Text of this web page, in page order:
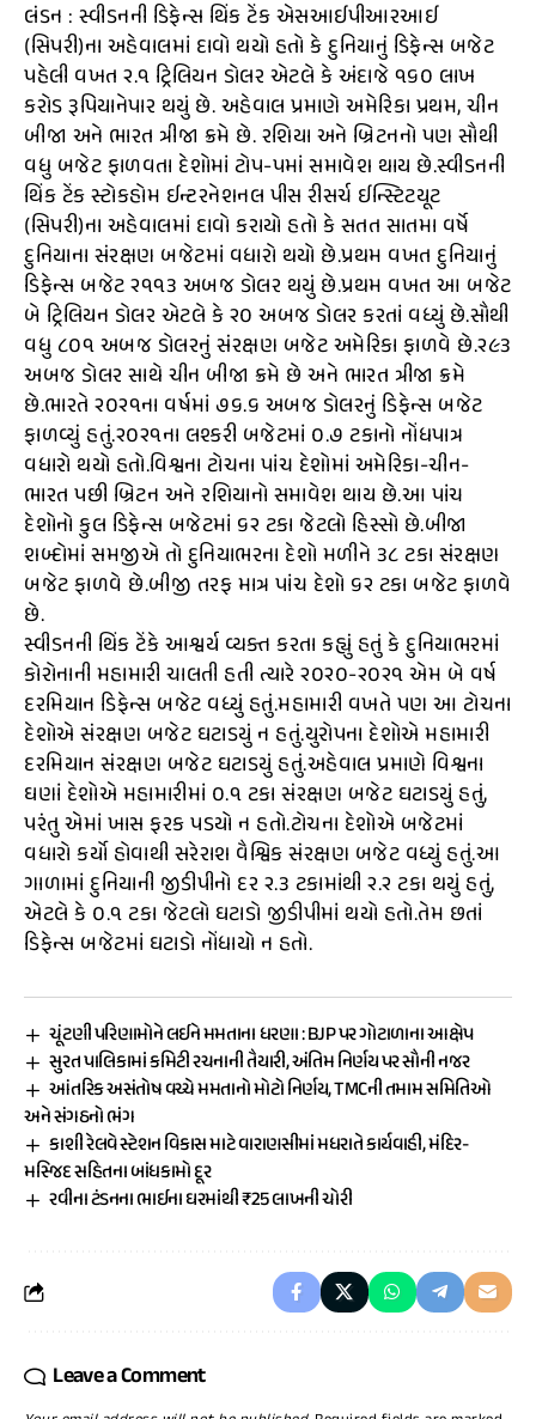
લંડન : સ્વીડનની ડિફેન્સ થિંક ટેંક એસઆઈપીઆરઆઈ
(સિપરી)ના અહેવાલમાં દાવો થયો હતો કે દુનિયાનું ડિફેન્સ બજેટ
પહેલી વખત ૨.૧ ટ્રિલિયન ડોલર એટલે કે અંદાજે ૧૬૦ લાખ
કરોડ રૂપિયાનેપાર થયું છે. અહેવાલ પ્રમાણે અમેરિકા પ્રથમ, ચીન
બીજા અને ભારત ત્રીજા ક્રમે છે. રશિયા અને બ્રિટનનો પણ સૌથી
વધુ બજેટ ફાળવતા દેશોમાં ટોપ-પમાં સમાવેશ થાય છે.સ્વીડનની
થિંક ટેંક સ્ટોકહોમ ઈન્ટરનેશનલ પીસ રીસર્ચ ઈન્સ્ટિટયૂટ
(સિપરી)ના અહેવાલમાં દાવો કરાયો હતો કે સતત સાતમા વર્ષે
દુનિયાના સંરક્ષણ બજેટમાં વધારો થયો છે.પ્રથમ વખત દુનિયાનું
ડિફેન્સ બજેટ ૨૧૧૩ અબજ ડોલર થયું છે.પ્રથમ વખત આ બજેટ
બે ટ્રિલિયન ડોલર એટલે કે ૨૦ અબજ ડોલર કરતાં વધ્યું છે.સૌથી
વધુ ૮૦૧ અબજ ડોલરનું સંરક્ષણ બજેટ અમેરિકા ફાળવે છે.૨૯૩
અબજ ડોલર સાથે ચીન બીજા ક્રમે છે અને ભારત ત્રીજા ક્રમે
છે.ભારતે ૨૦૨૧ના વર્ષમાં ૭૬.૬ અબજ ડોલરનું ડિફેન્સ બજેટ
ફાળવ્યું હતું.૨૦૨૧ના લશ્કરી બજેટમાં ૦.૭ ટકાનો નોંધપાત્ર
વધારો થયો હતો.વિશ્વના ટોચના પાંચ દેશોમાં અમેરિકા-ચીન-
ભારત પછી બ્રિટન અને રશિયાનો સમાવેશ થાય છે.આ પાંચ
દેશોનો કુલ ડિફેન્સ બજેટમાં ૬૨ ટકા જેટલો હિસ્સો છે.બીજા
શબ્દોમાં સમજીએ તો દુનિયાભરના દેશો મળીને ૩૮ ટકા સંરક્ષણ
બજેટ ફાળવે છે.બીજી તરફ માત્ર પાંચ દેશો ૬૨ ટકા બજેટ ફાળવે
છે.
સ્વીડનની થિંક ટેંકે આશ્વર્ય વ્યક્ત કરતા કહ્યું હતું કે દુનિયાભરમાં
કોરોનાની મહામારી ચાલતી હતી ત્યારે ૨૦૨૦-૨૦૨૧ એમ બે વર્ષ
દરમિયાન ડિફેન્સ બજેટ વધ્યું હતું.મહામારી વખતે પણ આ ટોચના
દેશોએ સંરક્ષણ બજેટ ઘટાડયું ન હતું.યુરોપના દેશોએ મહામારી
દરમિયાન સંરક્ષણ બજેટ ઘટાડયું હતું.અહેવાલ પ્રમાણે વિશ્વના
ઘણાં દેશોએ મહામારીમાં ૦.૧ ટકા સંરક્ષણ બજેટ ઘટાડયું હતું,
પરંતુ એમાં ખાસ ફરક પડયો ન હતો.ટોચના દેશોએ બજેટમાં
વધારો કર્યો હોવાથી સરેરાશ વૈશ્વિક સંરક્ષણ બજેટ વધ્યું હતું.આ
ગાળામાં દુનિયાની જીડીપીનો દર ૨.૩ ટકામાંથી ૨.૨ ટકા થયું હતું,
એટલે કે ૦.૧ ટકા જેટલો ઘટાડો જીડીપીમાં થયો હતો.તેમ છતાં
ડિફેન્સ બજેટમાં ઘટાડો નોંધાયો ન હતો.
ચૂંટણી પરિણામોને લઈને મમતાના ધરણા : BJP પર ગોટાળાના આક્ષેપ
સુરત પાલિકામાં કમિટી રચનાની તૈયારી, અંતિમ નિર્ણય પર સૌની નજર
આંતરિક અસંતોષ વચ્ચે મમતાનો મોટો નિર્ણય, TMCની તમામ સમિતિઓ
અને સંગઠનો ભંગ
કાશી રેલવે સ્ટેશન વિકાસ માટે વારાણસીમાં મધરાતે કાર્યવાહી, મંદિર-
મસ્જિદ સહિતના બાંધકામો દૂર
રવીના ટંડનના ભાઈના ઘરમાંથી ₹25 લાખની ચોરી
Leave a Comment